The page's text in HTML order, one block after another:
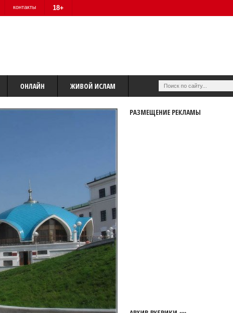
контакты 18+
ОНЛАЙН ЖИВОЙ ИСЛАМ
РАЗМЕЩЕНИЕ РЕКЛАМЫ